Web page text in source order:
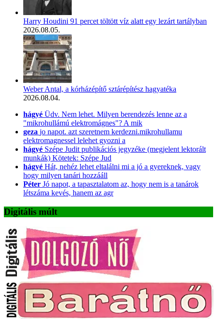
Harry Houdini 91 percet töltött víz alatt egy lezárt tartályban
2026.08.05.
Weber Antal, a kórházépítő sztárépítész hagyatéka
2026.08.04.
hágyé Üdv. Nem lehet. Milyen berendezés lenne az a
"mikrohullámú elektromágnes"? A mik
geza jo napot. azt szeretnem kerdezni.mikrohullamu
elektromagnessel lelehet gyozni a
hágyé Szépe Judit publikációs jegyzéke (megjelent lektorált
munkák) Kötetek: Szépe Jud
hágyé Hát, nehéz lehet eltalálni mi a jó a gyereknek, vagy
hogy milyen tanári hozzááll
Péter Jó napot, a tapasztalatom az, hogy nem is a tanárok
létszáma kevés, hanem az agr
Digitális múlt